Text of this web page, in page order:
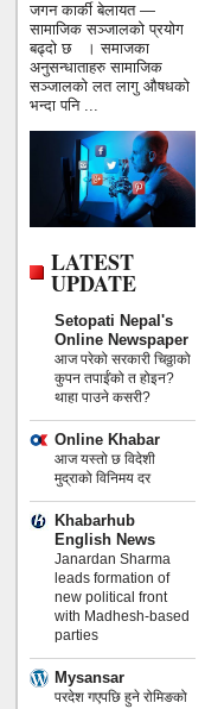
जगन कार्की बेलायत —
सामाजिक सञ्जालको प्रयोग
बढ्दो छ । समाजका
अनुसन्धाताहरु सामाजिक
सञ्जालको लत लागु औषधको
भन्दा पनि ...
LATEST
UPDATE
Setopati Nepal's
Online Newspaper
आज परेको सरकारी चिठ्ठाको
कुपन तपाईंको त होइन?
थाहा पाउने कसरी?
Online Khabar
आज यस्तो छ विदेशी
मुद्राको विनिमय दर
Khabarhub
English News
Janardan Sharma
leads formation of
new political front
with Madhesh-based
parties
Mysansar
परदेश गएपछि हुने रोमिङको